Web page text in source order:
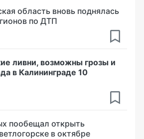
область вновь поднялась
по ДТП
ливни, возможны грозы и
в Калининграде 10
пообещал открыть
в октябре